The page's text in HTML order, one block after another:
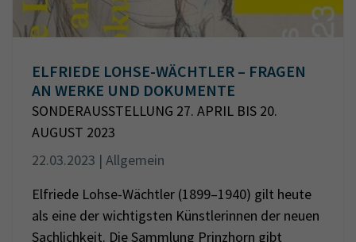
ELFRIEDE LOHSE-WÄCHTLER – FRAGEN
AN WERKE UND DOKUMENTE
SONDERAUSSTELLUNG 27. APRIL BIS 20.
AUGUST 2023
22.03.2023 | Allgemein
Elfriede Lohse-Wächtler (1899–1940) gilt heute
als eine der wichtigsten Künstlerinnen der neuen
Sachlichkeit. Die Sammlung Prinzhorn gibt